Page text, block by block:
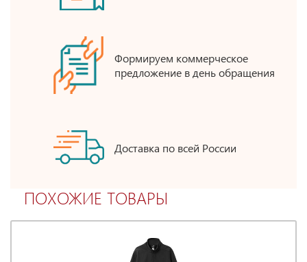
Формируем коммерческое
предложение в день обращения
Доставка по всей России
ПОХОЖИЕ ТОВАРЫ